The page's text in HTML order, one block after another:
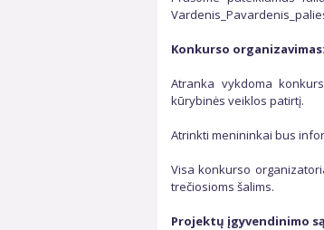
Konkurso organizavimas:
Atranka vykdoma
kūrybinės veiklos patirtį.
Atrinkti menininkai bus
Visa konkurso
trečiosioms šalims.
Projektų įgyvendinimo